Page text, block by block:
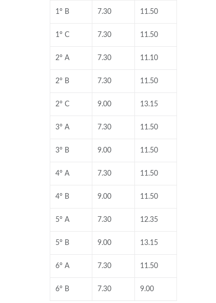
1° B 7.30 11.50
1° C 7.30 11.50
2° A 7.30 11.10
2° B 7.30 11.50
2° C 9.00 13.15
3° A 7.30 11.50
3° B 9.00 11.50
4° A 7.30 11.50
4° B 9.00 11.50
5° A 7.30 12.35
5° B 9.00 13.15
6° A 7.30 11.50
6° B 7.30 9.00